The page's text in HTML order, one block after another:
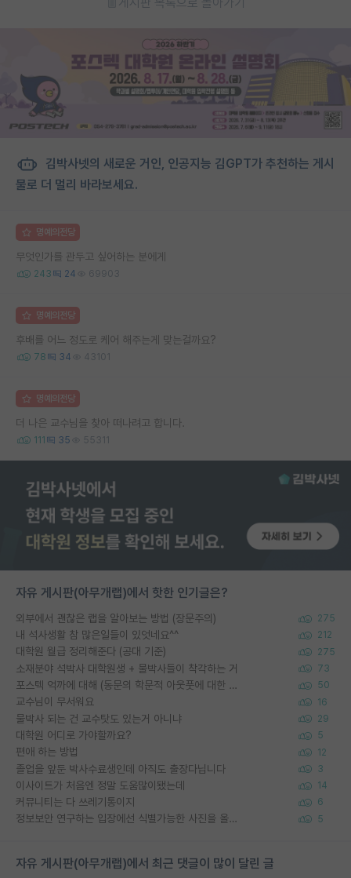
김박사넷의 새로운 거인, 인공지능 김GPT가 추천하는 게시
물로 더 멀리 바라보세요.
명예의전당
무엇인가를 관두고 싶어하는 분에게
243 24 69903
명예의전당
후배를 어느 정도로 케어 해주는게 맞는걸까요?
78 34 43101
명예의전당
더 나은 교수님을 찾아 떠나려고 합니다.
111 35 55311
자유 게시판(아무개랩)에서 핫한 인기글은?
외부에서 괜찮은 랩을 알아보는 방법 (장문주의) 275
내 석사생활 참 많은일들이 있엇네요^^ 212
대학원 월급 정리해준다 (공대 기준) 275
소재분야 석박사 대학원생 + 물박사들이 착각하는 거 73
포스텍 억까에 대해 (동문의 학문적 아웃풋에 대한 반박) 50
교수님이 무서워요 16
물박사 되는 건 교수탓도 있는거 아니냐 29
대학원 어디로 가야할까요? 5
편애 하는 방법 12
졸업을 앞둔 박사수료생인데 아직도 출장다닙니다 3
이사이트가 처음엔 정말 도움많이됐는데 14
커뮤니티는 다 쓰레기통이지 6
정보보안 연구하는 입장에선 식별가능한 사진을 올리는건 비추이긴함 5
자유 게시판(아무개랩)에서 최근 댓글이 많이 달린 글